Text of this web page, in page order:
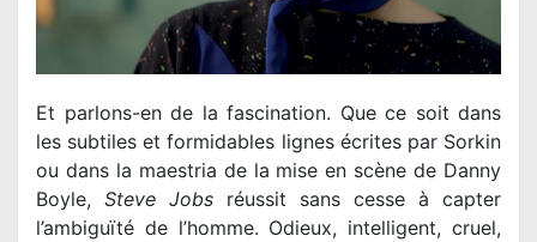
Et parlons-en de la fascination. Que ce soit dans
les subtiles et formidables lignes écrites par Sorkin
ou dans la maestria de la mise en scène de Danny
Boyle, Steve Jobs réussit sans cesse à capter
l’ambiguïté de l’homme. Odieux, intelligent, cruel,